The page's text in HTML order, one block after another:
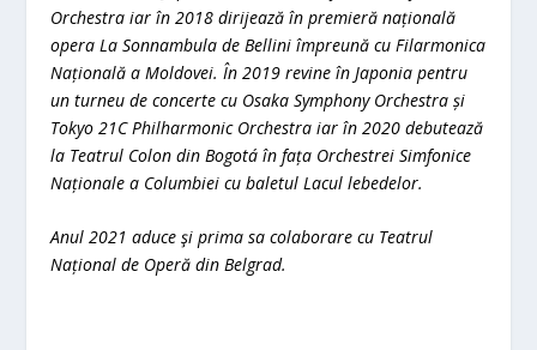
Orchestra iar în 2018 dirijează în premieră națională
opera La Sonnambula de Bellini împreună cu Filarmonica
Națională a Moldovei. În 2019 revine în Japonia pentru
un turneu de concerte cu Osaka Symphony Orchestra și
Tokyo 21C Philharmonic Orchestra iar în 2020 debutează
la Teatrul Colon din Bogotá în fața Orchestrei Simfonice
Naționale a Columbiei cu baletul Lacul lebedelor.
Anul 2021 aduce şi prima sa colaborare cu Teatrul
Național de Operă din Belgrad.